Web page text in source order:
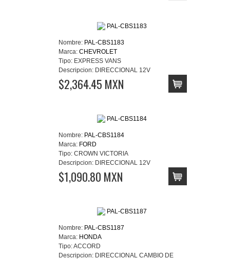
Nombre: PAL-CBS1183
Marca: CHEVROLET
Tipo: EXPRESS VANS
Descripcion: DIRECCIONAL 12V
$2,364.45 MXN
Nombre: PAL-CBS1184
Marca: FORD
Tipo: CROWN VICTORIA
Descripcion: DIRECCIONAL 12V
$1,090.80 MXN
Nombre: PAL-CBS1187
Marca: HONDA
Tipo:ACCORD
Descripcion: DIRECCIONAL CAMBIO DE